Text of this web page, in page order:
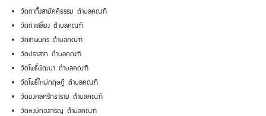
วัดกาทิ้งสามัคคีธรรม ตำบลคณฑี
วัดท่าเสลี่ยง ตำบลคณฑี
วัดเทพนคร ตำบลคณฑี
วัดปราสาท ตำบลคณฑี
วัดโพธิ์พัฒนา ตำบลคณฑี
วัดโพธิ์ใหม่กฤษฎี ตำบลคณฑี
วัดมงคลศรัทธาราม ตำบลคณฑี
วัดหงษ์ทองเจริญ ตำบลคณฑี